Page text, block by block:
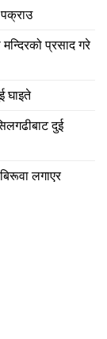
प्रसाद गरे
घाइते
दुई
लगाएर